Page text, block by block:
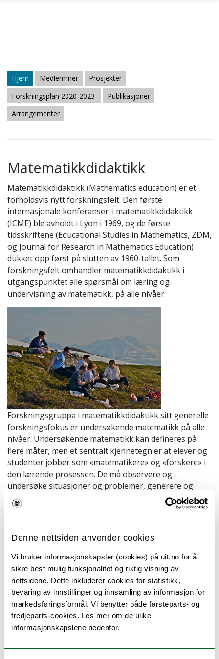
Denne nettsiden anvender cookies
Vi bruker informasjonskapsler (cookies) på uit.no for å
sikre best mulig funksjonalitet og riktig visning av
nettsidene. Dette inkluderer cookies for statistikk,
bevaring av innstillinger og innsamling av informasjon for
markedsføringsformål. Vi benytter både førsteparts- og
tredjeparts-cookies. Les mer om de ulike
informasjonskapslene nedenfor.
Hjem Medlemmer
Prosjekter
Forskningsplan 2020-2023
Publikasjoner
Arrangementer
Matematikkdidaktikk
Matematikkdidaktikk (Mathematics education) er et
forholdsvis nytt forskningsfelt. Den første
internasjonale konferansen i matematikkdidaktikk
(ICME) ble avholdt i Lyon i 1969, og de første
tidsskriftene (Educational Studies in Mathematics, ZDM,
og Journal for Research in Mathematics Education)
dukket opp først på slutten av 1960-tallet. Som
forskningsfelt omhandler matematikkdidaktikk i
utgangspunktet alle spørsmål om læring og
undervisning av matematikk, på alle nivåer.
Forskningsgruppa i matematikkdidaktikk sitt generelle
forskningsfokus er undersøkende matematikk på alle
nivåer. Undersøkende matematikk kan defineres på
flere måter, men et sentralt kjennetegn er at elever og
studenter jobber som «matematikere» og «forskere» i
den lærende prosessen. De må observere og
undersøke situasjoner og problemer, generere og
teste hypoteser, lage modeller, diskutere, resonnere
og argumentere. Oppgavene og problemene de jobber
matematikkoppgaver.
Vårt forskningsfokus er spisset gjennom flere
prosjekter rettet mot læring og undervisning i
undersøkende matematikk, men siden 2017 har vårt
hovedfokus vært det FINNUT-finansierte prosjektet
SUM – Sammenheng gjennom Undersøkende
Matematikk. Vi fikk i 2017 tildelt ca. 7,5 millioner fra
Norges Forskningsråd til et 4-årig forsknings- og
utviklingsprosjekt innen skole og utdanning. Målet
med prosjektet (SUM) er å bidra til utvikling av barn og